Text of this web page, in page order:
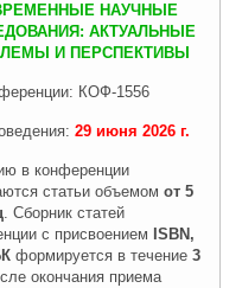
НАУЧНЫЕ
АКТУАЛЬНЫЕ
И ПЕРСПЕКТИВЫ
КОФ-1556
29 июня 2026г.
в конференции
статьи объемом от 5
. Сборник статей
с присвоением ISBN,
формируется в течение3
окончания приема